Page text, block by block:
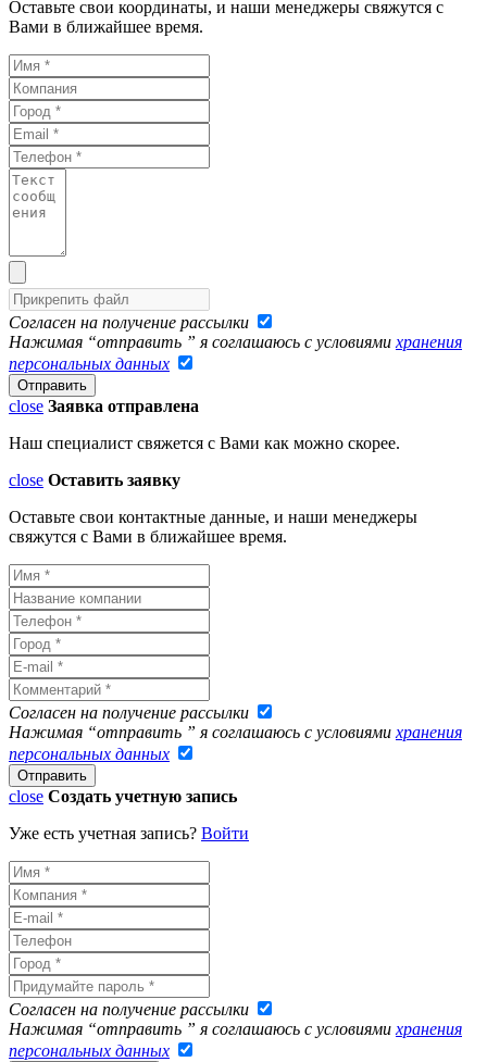
Оставьте свои координаты, и наши менеджеры свяжутся с
Вами в ближайшее время.
Согласен на получение рассылки
Нажимая “отправить ” я соглашаюсь с условиями хранения
персональных данных
close Заявка отправлена
Наш специалист свяжется с Вами как можно скорее.
close Оставить заявку
Оставьте свои контактные данные, и наши менеджеры
свяжутся с Вами в ближайшее время.
Согласен на получение рассылки
Нажимая “отправить ” я соглашаюсь с условиями хранения
персональных данных
close Создать учетную запись
Уже есть учетная запись? Войти
Согласен на получение рассылки
Нажимая “отправить ” я соглашаюсь с условиями хранения
персональных данных